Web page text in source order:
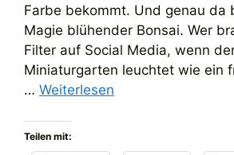
Farbe bekommt. Und genau da
Magie blühender Bonsai. Wer
Filter auf Social Media, wenn
Miniaturgarten leuchtet wie ein
… Weiterlesen
Teilen mit: